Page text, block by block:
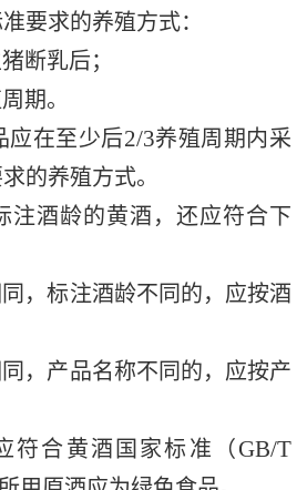
要求的养殖方式：
断乳后；
期。
应在至少后2/3养殖周期内采
的养殖方式。
注酒龄的黄酒， 还应符合下
，标注酒龄不同的，应按酒
，产品名称不同的，应按产
符合黄酒国家标准（GB/T